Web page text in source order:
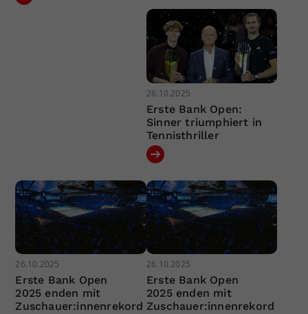
26.10.2025
Erste Bank Open:
Sinner triumphiert in
Tennisthriller
26.10.2025
Erste Bank Open
2025 enden mit
Zuschauer:innenrekord
26.10.2025
Erste Bank Open
2025 enden mit
Zuschauer:innenrekord